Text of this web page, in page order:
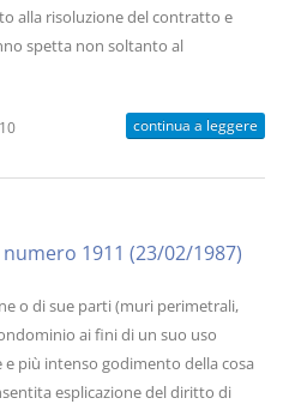
alla risoluzione del contratto e
spetta non soltanto al
continua a leggere
numero 1911 (23/02/1987)
o di sue parti (muri perimetrali,
ai fini di un suo uso
più intenso godimento della cosa
esplicazione del diritto di